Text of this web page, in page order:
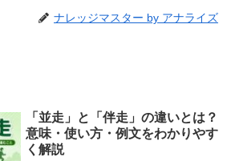
ナレッジマスター by アナライズ
「並走」と「伴走」の違いとは？
意味・使い方・例文をわかりやす
く解説